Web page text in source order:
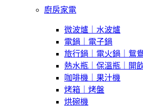
廚房家電
微波爐｜水波爐
電鍋｜電子鍋
旅行鍋｜電火鍋｜鴛
熱水瓶｜保溫瓶｜開
咖啡機｜果汁機
烤箱｜烤盤
烘碗機